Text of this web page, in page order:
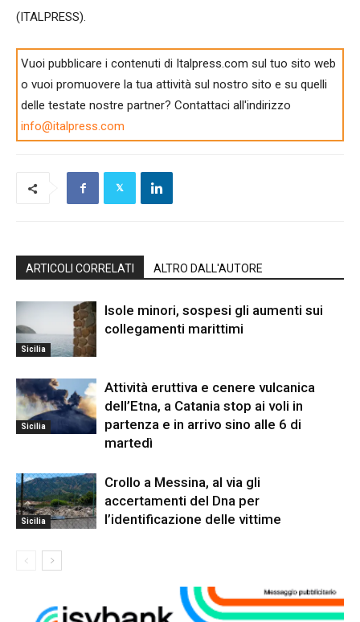
(ITALPRESS).
Vuoi pubblicare i contenuti di Italpress.com sul tuo sito web
o vuoi promuovere la tua attività sul nostro sito e su quelli
delle testate nostre partner? Contattaci all'indirizzo
info@italpress.com
ARTICOLI CORRELATI ALTRO DALL'AUTORE
Sicilia
Isole minori, sospesi gli aumenti sui
collegamenti marittimi
Sicilia
Attività eruttiva e cenere vulcanica
dell’Etna, a Catania stop ai voli in
partenza e in arrivo sino alle 6 di
martedì
Sicilia
Crollo a Messina, al via gli
accertamenti del Dna per
l’identificazione delle vittime